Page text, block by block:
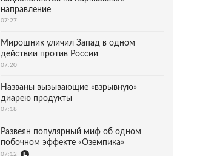
направление
07:27
Мирошник уличил Запад в одном
действии против России
07:20
Названы вызывающие «взрывную»
диарею продукты
07:18
Развеян популярный миф об одном
побочном эффекте «Оземпика»
07:12